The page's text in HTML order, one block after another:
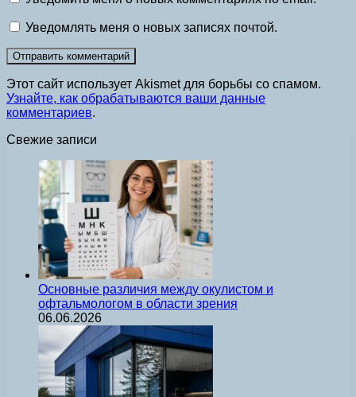
Уведомлять меня о новых записях почтой.
Этот сайт использует Akismet для борьбы со спамом.
Узнайте, как обрабатываются ваши данные
комментариев.
Свежие записи
Основные различия между окулистом и
офтальмологом в области зрения
06.06.2026